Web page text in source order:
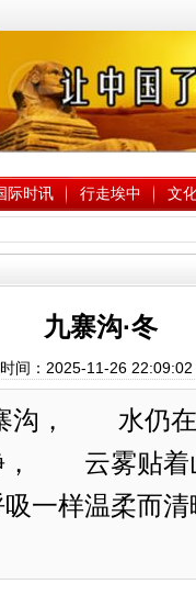
际时讯 行走埃中 文
九寨沟·冬
时间：2025-11-26
沟， 水仍在
， 云雾贴着
一样温柔而